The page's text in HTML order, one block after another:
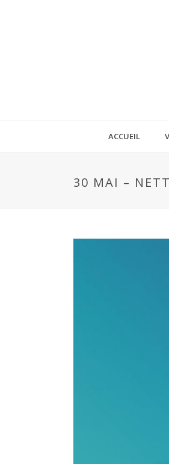
ACCUEIL
30 MAI –